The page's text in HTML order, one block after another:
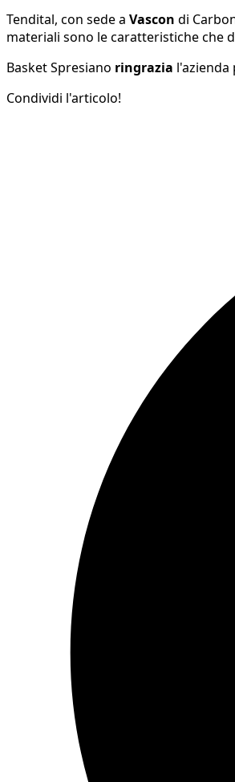
Tendital, con sede a Vascon di
materiali sono le caratteristiche che
Basket Spresiano ringrazia
Condividi l'articolo!